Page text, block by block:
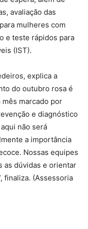
avaliação das
mulheres com
e teste rápidos para
(IST).
explica a
do outubro rosa é
marcado por
e diagnóstico
não será
a importância
Nossas equipes
as dúvidas e orientar
finaliza. (Assessoria